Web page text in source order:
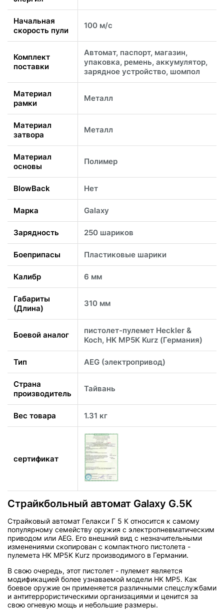
Начальная
скорость пули
100 м/с
Комплект
поставки
Автомат, паспорт, магазин,
упаковка, ремень, аккумулятор,
зарядное устройство, шомпол
Материал
рамки
Металл
Материал
затвора
Металл
Материал
основы
Полимер
BlowBack Нет
Марка Galaxy
Зарядность 250 шариков
Боеприпасы Пластиковые шарики
Калибр 6 мм
Габариты
(Длина)
310 мм
Боевой аналог
пистолет-пулемет Heckler &
Koch, HK MP5K Kurz (Германия)
Тип AEG (электропривод)
Страна
производитель
Тайвань
Вес товара 1.31 кг
сертификат
Страйкбольный автомат Galaxy G.5K
Страйковый автомат Гелакси Г 5 К относится к самому
популярному семейству оружия с электропневматическим
приводом или AEG. Его внешний вид с незначительными
изменениями скопирован с компактного пистолета -
пулемета HK MP5K Kurz производимого в Германии.
В свою очередь, этот пистолет - пулемет является
модификацией более узнаваемой модели HK MP5. Как
боевое оружие он применяется различными спецслужбами
и антитеррористическими организациями и ценится за
свою огневую мощь и небольшие размеры.